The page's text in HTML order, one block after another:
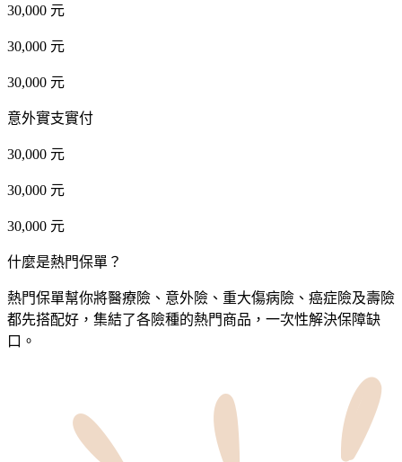
30,000 元
30,000 元
30,000 元
意外實支實付
30,000 元
30,000 元
30,000 元
什麼是熱門保單？
熱門保單幫你將醫療險、意外險、重大傷病險、癌症險及壽險
都先搭配好，集結了各險種的熱門商品，一次性解決保障缺
口。